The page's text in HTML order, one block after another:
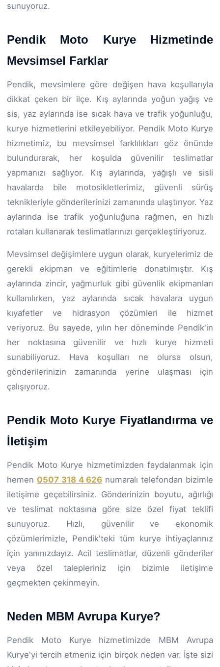
sunuyoruz.
Pendik Moto Kurye Hizmetinde
Mevsimsel Farklar
Pendik, mevsimlere göre değişen hava koşullarıyla
dikkat çeken bir ilçe. Kış aylarında yoğun yağış ve
sis, yaz aylarında ise sıcak hava ve trafik yoğunluğu,
kurye hizmetlerini etkileyebiliyor. Pendik Moto Kurye
hizmetimiz, bu mevsimsel farklılıkları göz önünde
bulundurarak, her koşulda güvenilir teslimatlar
yapmanızı sağlıyor. Kış aylarında, yağışlı ve sisli
havalarda bile motosikletlerimiz, güvenli sürüş
teknikleriyle gönderilerinizi zamanında ulaştırıyor. Yaz
aylarında ise trafik yoğunluğuna rağmen, en hızlı
rotaları kullanarak teslimatlarınızı gerçekleştiriyoruz.
Mevsimsel değişimlere uygun olarak, kuryelerimiz de
gerekli ekipman ve eğitimlerle donatılmıştır. Kış
aylarında zincir, yağmurluk gibi güvenlik ekipmanları
kullanılırken, yaz aylarında sıcak havalara uygun
kıyafetler ve hidrasyon çözümleri ile hizmet
veriyoruz. Bu sayede, yılın her döneminde Pendik'in
her noktasına güvenilir ve hızlı kurye hizmeti
sunabiliyoruz. Hava koşulları ne olursa olsun,
gönderilerinizin zamanında yerine ulaşması için
çalışıyoruz.
Pendik Moto Kurye Fiyatlandırma ve
İletişim
Pendik Moto Kurye hizmetimizden faydalanmak için
hemen 0507 318 4 626 numaralı telefondan bizimle
iletişime geçebilirsiniz. Gönderinizin boyutu, ağırlığı
ve teslimat noktasına göre size özel fiyat teklifi
sunuyoruz. Hızlı, güvenilir ve ekonomik
çözümlerimizle, Pendik'teki tüm kurye ihtiyaçlarınız
için yanınızdayız. Acil teslimatlar, düzenli gönderiler
veya özel talepleriniz için bizimle iletişime
geçmekten çekinmeyin.
Neden MBM Avrupa Kurye?
Pendik Moto Kurye hizmetimizde MBM Avrupa
Kurye'yi tercih etmeniz için birçok neden var. İşte sizi